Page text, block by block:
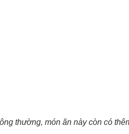
thường, món ăn này còn có